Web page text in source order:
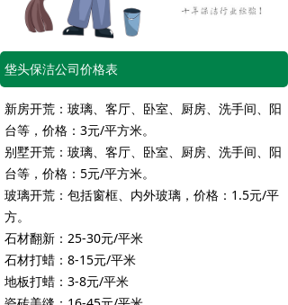
垡头保洁公司价格表
新房开荒：玻璃、客厅、卧室、厨房、洗手间、阳
台等，价格：3元/平方米。
别墅开荒：玻璃、客厅、卧室、厨房、洗手间、阳
台等，价格：5元/平方米。
玻璃开荒：包括窗框、内外玻璃，价格：1.5元/平
方。
石材翻新：25-30元/平米
石材打蜡：8-15元/平米
地板打蜡：3-8元/平米